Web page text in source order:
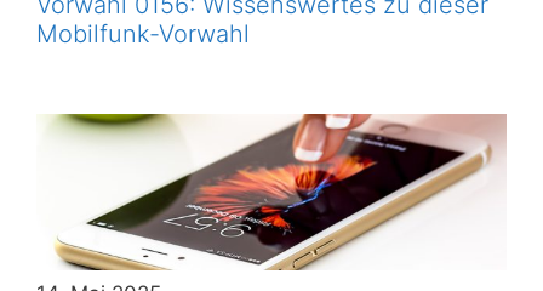
Mobilfunk-Vorwahl